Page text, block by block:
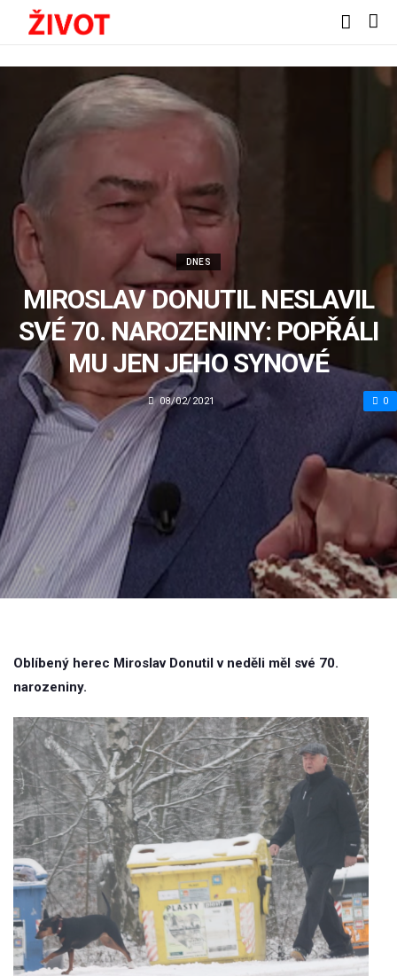
DNES
MIROSLAV DONUTIL NESLAVIL
SVÉ 70. NAROZENINY: POPŘÁLI
MU JEN JEHO SYNOVÉ
08/02/2021 0
Oblíbený herec Miroslav Donutil v neděli měl své 70.
narozeniny.